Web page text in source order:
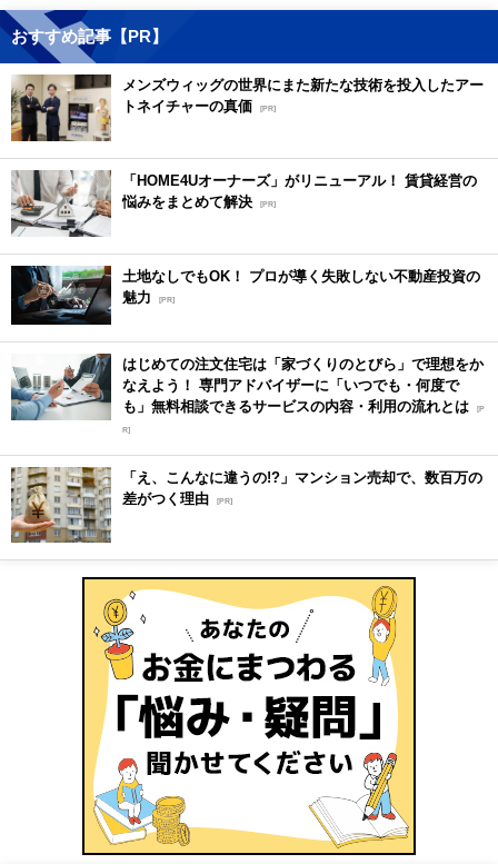
おすすめ記事【PR】
メンズウィッグの世界にまた新たな技術を投入したアー
トネイチャーの真価
[PR]
「HOME4Uオーナーズ」がリニューアル！ 賃貸経営の
悩みをまとめて解決 [PR]
土地なしでもOK！ プロが導く失敗しない不動産投資の
魅力
[PR]
はじめての注文住宅は「家づくりのとびら」で理想をか
なえよう！ 専門アドバイザーに「いつでも・何度で
も」無料相談できるサービスの内容・利用の流れとは [P
R]
「え、こんなに違うの!?」マンション売却で、数百万の
差がつく理由 [PR]